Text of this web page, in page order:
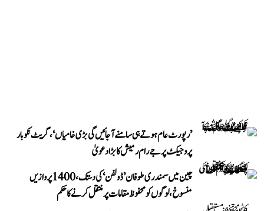
’رپورٹ عام ہوتے ہی سامنے آ جائیں گی بڑی خامیاں‘، گریٹ نکوبار
پروجیکٹ پر جے رام رمیش کا بڑا دعویٰ
چین میں سمندری طوفان ’ڈولفن‘ کی دستک، 1400 پروازیں
منسوخ، لوگوں کو محفوظ مقامات پر منتقل کرنے کا حکم